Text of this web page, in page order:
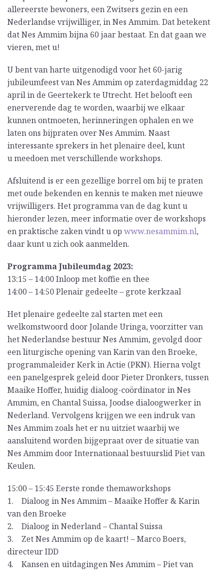
allereerste bewoners, een Zwitsers gezin en een
Nederlandse vrijwilliger, in Nes Ammim. Dat betekent
dat Nes Ammim bijna 60 jaar bestaat. En dat gaan we
vieren, met u!
U bent van harte uitgenodigd voor het 60-jarig
jubileumfeest van Nes Ammim op zaterdagmiddag 22
april in de Geertekerk te Utrecht. Het belooft een
enerverende dag te worden, waarbij we elkaar
kunnen ontmoeten, herinneringen ophalen en we
laten ons bijpraten over Nes Ammim. Naast
interessante sprekers in het plenaire deel, kunt
u meedoen met verschillende workshops.
Afsluitend is er een gezellige borrel om bij te praten
met oude bekenden en kennis te maken met nieuwe
vrijwilligers. Het programma van de dag kunt u
hieronder lezen, meer informatie over de workshops
en praktische zaken vindt u op www.nesammim.nl,
daar kunt u zich ook aanmelden.
Programma Jubileumdag 2023:
13:15 – 14:00 Inloop met koffie en thee
14:00 – 14:50 Plenair gedeelte – grote kerkzaal
Het plenaire gedeelte zal starten met een
welkomstwoord door Jolande Uringa, voorzitter van
het Nederlandse bestuur Nes Ammim, gevolgd door
een liturgische opening van Karin van den Broeke,
programmaleider Kerk in Actie (PKN). Hierna volgt
een panelgesprek geleid door Pieter Dronkers, tussen
Maaike Hoffer, huidig dialoog-coördinator in Nes
Ammim, en Chantal Suissa, Joodse dialoogwerker in
Nederland. Vervolgens krijgen we een indruk van
Nes Ammim zoals het er nu uitziet waarbij we
aansluitend worden bijgepraat over de situatie van
Nes Ammim door Internationaal bestuurslid Piet van
Keulen.
15:00 – 15:45 Eerste ronde themaworkshops
1. Dialoog in Nes Ammim – Maaike Hoffer & Karin
van den Broeke
2. Dialoog in Nederland – Chantal Suissa
3. Zet Nes Ammim op de kaart! – Marco Boers,
directeur IDD
4. Kansen en uitdagingen Nes Ammim – Piet van